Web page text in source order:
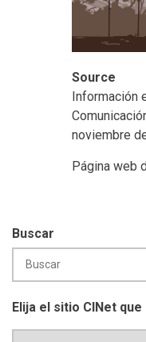
Source
Información
noviembre
Página web
Buscar
Elija el sitio CINet